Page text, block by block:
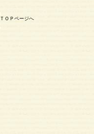
ＴＯＰページへ